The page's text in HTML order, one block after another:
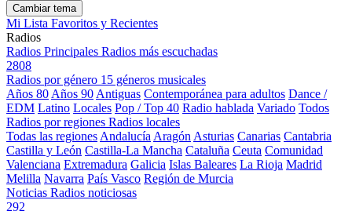
Cambiar tema
Mi Lista Favoritos y Recientes
Radios
Radios Principales Radios más escuchadas
2808
Radios por género 15 géneros musicales
Años 80 Años 90 Antiguas Contemporánea para adultos Dance /
EDM Latino Locales Pop / Top 40 Radio hablada Variado Todos
Radios por regiones Radios locales
Todas las regiones Andalucía Aragón Asturias Canarias Cantabria
Castilla y León Castilla-La Mancha Cataluña Ceuta Comunidad
Valenciana Extremadura Galicia Islas Baleares La Rioja Madrid
Melilla Navarra País Vasco Región de Murcia
Noticias Radios noticiosas
292